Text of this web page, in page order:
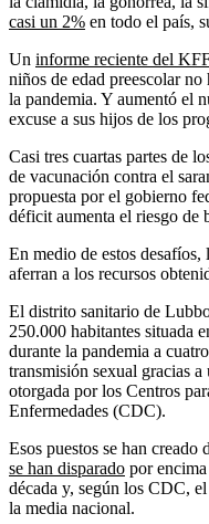
casi un 2% en todo el país,
Un informe reciente del
niños de edad preescolar
la pandemia. Y aumentó el
excuse a sus hijos de los
Casi tres cuartas partes de
de vacunación contra el
propuesta por el gobierno
déficit aumenta el riesgo de
En medio de estos desafíos,
aferran a los recursos
El distrito sanitario de
250.000 habitantes situada
durante la pandemia a
transmisión sexual gracias
otorgada por los Centros
Enfermedades (CDC).
Esos puestos se han creado
se han disparado por
década y, según los CDC,
la media nacional.